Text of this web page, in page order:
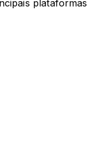
plataformas